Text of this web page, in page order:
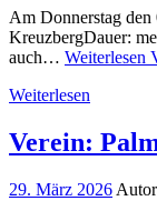
Am Donnerstag
KreuzbergDauer:
auch… Weiterlesen
Weiterlesen
Verein:
29. März 2026